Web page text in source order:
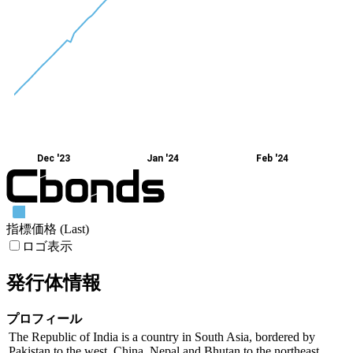
Dec '23 Jan '24 Feb '24
指標価格 (Last)
ロゴ表示
発行体情報
プロフィール
The Republic of India is a country in South Asia, bordered by